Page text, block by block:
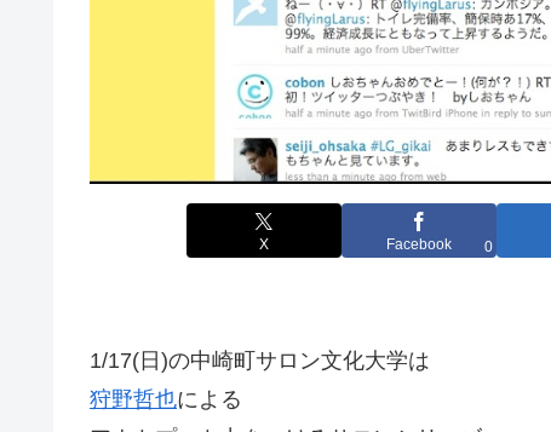
X Facebook 0
1/17(日)の中崎町サロン文化大学は
狩野哲也による